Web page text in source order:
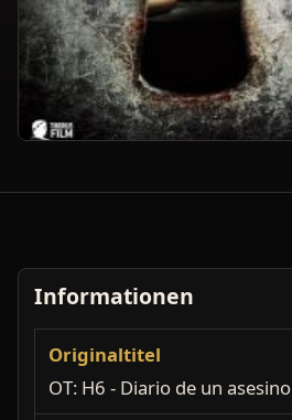
Informationen
Originaltitel
OT: H6 - Diario de un asesino